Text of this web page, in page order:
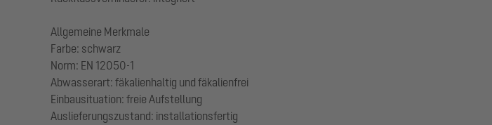
Allgemeine Merkmale
Farbe: schwarz
Norm: EN 12050-1
Abwasserart: fäkalienhaltig und fäkalienfrei
Einbausituation: freie Aufstellung
Auslieferungszustand: installationsfertig